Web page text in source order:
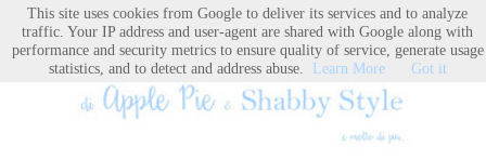
This site uses cookies from Google to deliver its services and to analyze
traffic. Your IP address and user-agent are shared with Google along with
performance and security metrics to ensure quality of service, generate usage
statistics, and to detect and address abuse.
Learn More Got it